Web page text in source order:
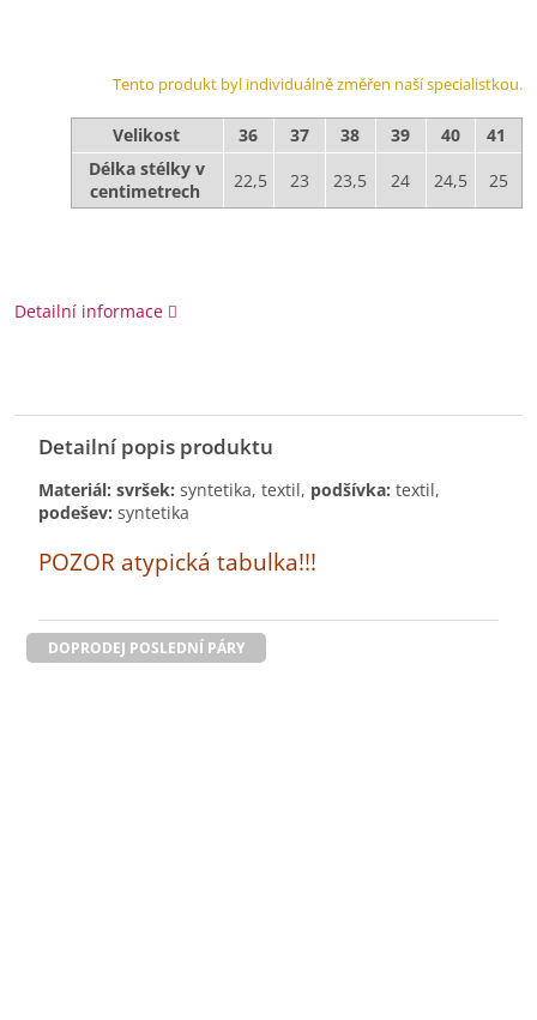
Tento produkt byl individuálně změřen naší specialistkou.
Velikost 36 37 38 39 40
41
Délka stélky v
centimetrech
22,5 23 23,5 24 24,5 25
Detailní informace
Detailní popis produktu
Materiál: svršek: syntetika, textil, podšívka: textil,
podešev: syntetika
POZOR atypická tabulka!!!
DOPRODEJ POSLEDNÍ PÁRY